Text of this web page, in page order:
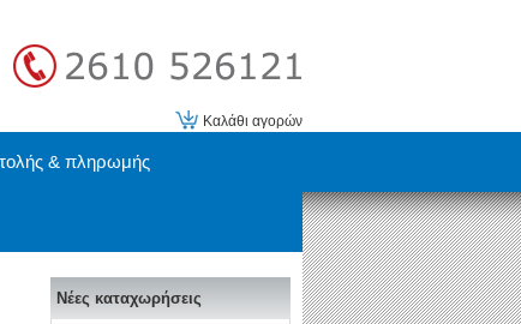
Καλάθι αγορών
& πληρωμής
Νέες καταχωρήσεις